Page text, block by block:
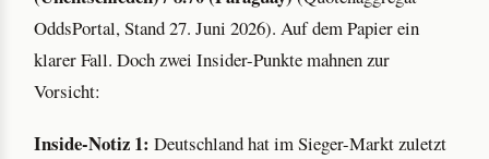
OddsPortal, Stand 27. Juni 2026). Auf dem Papier ein
klarer Fall. Doch zwei Insider-Punkte mahnen zur
Vorsicht:
Inside-Notiz 1: Deutschland hat im Sieger-Markt zuletzt